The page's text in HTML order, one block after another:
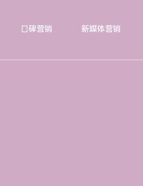
口碑营销 新媒体营销